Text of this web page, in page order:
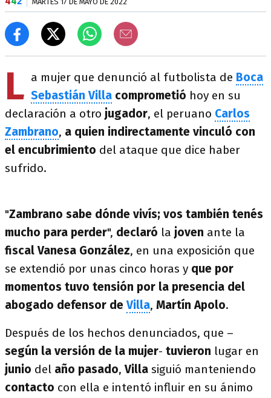
L a mujer que denunció al futbolista de Boca
Sebastián Villa comprometió hoy en su
declaración a otro jugador, el peruano Carlos
Zambrano, a quien indirectamente vinculó con
el encubrimiento del ataque que dice haber
sufrido.
"Zambrano sabe dónde vivís; vos también tenés
mucho para perder", declaró la joven ante la
fiscal Vanesa González, en una exposición que
se extendió por unas cinco horas y que por
momentos tuvo tensión por la presencia del
abogado defensor de Villa, Martín Apolo.
Después de los hechos denunciados, que –
según la versión de la mujer- tuvieron lugar en
junio del año pasado,Villa siguió manteniendo
contacto con ella e intentó influir en su ánimo